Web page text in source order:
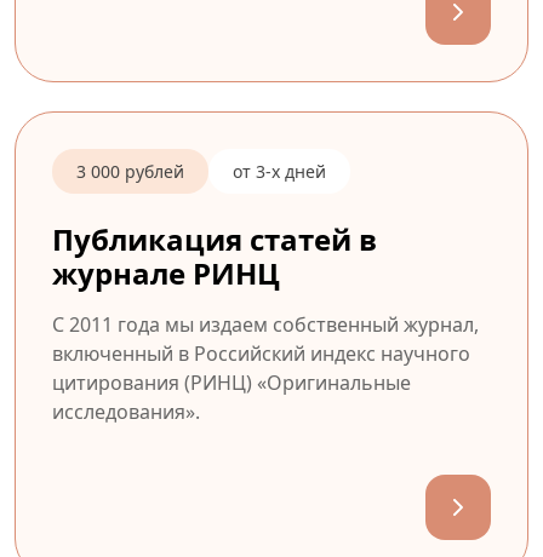
3 000 рублей от 3-х дней
Публикация статей в
журнале РИНЦ
С 2011 года мы издаем собственный журнал,
включенный в Российский индекс научного
цитирования (РИНЦ) «Оригинальные
исследования».